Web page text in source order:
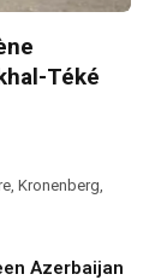
Téké
Kronenberg,
Azerbaijan